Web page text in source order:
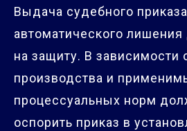
Выдача судебного
автоматического
на защиту. В зависимости
производства и
процессуальных норм
оспорить приказ в